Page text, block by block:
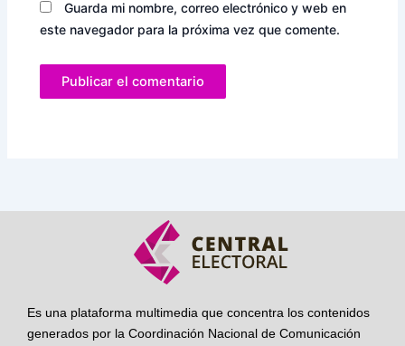
Guarda mi nombre, correo electrónico y web en
este navegador para la próxima vez que comente.
Es una plataforma multimedia que concentra los contenidos
generados por la Coordinación Nacional de Comunicación